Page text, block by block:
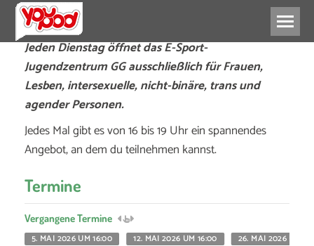
Jeden Dienstag öffnet das E-Sport-
Jugendzentrum GG ausschließlich für Frauen,
Lesben, intersexuelle, nicht-binäre, trans und
agender Personen.
Jedes Mal gibt es von 16 bis 19 Uhr ein spannendes
Angebot, an dem du teilnehmen kannst.
Termine
Vergangene Termine
5. MAI 2026 UM 16:00
12. MAI 2026 UM 16:00 26. MAI 2026 UM